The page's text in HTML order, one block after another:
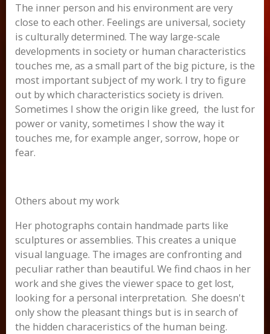
The inner person and his environment are very
close to each other. Feelings are universal, society
is culturally determined. The way large-scale
developments in society or human characteristics
touches me, as a small part of the big picture, is the
most important subject of my work. I try to figure
out by which characteristics society is driven.
Sometimes I show the origin like greed, the lust for
power or vanity, sometimes I show the way it
touches me, for example anger, sorrow, hope or
fear.
Others about my work
Her photographs contain handmade parts like
sculptures or assemblies. This creates a unique
visual language. The images are confronting and
peculiar rather than beautiful. We find chaos in her
work and she gives the viewer space to get lost,
looking for a personal interpretation. She doesn't
only show the pleasant things but is in search of
the hidden characeristics of the human being.